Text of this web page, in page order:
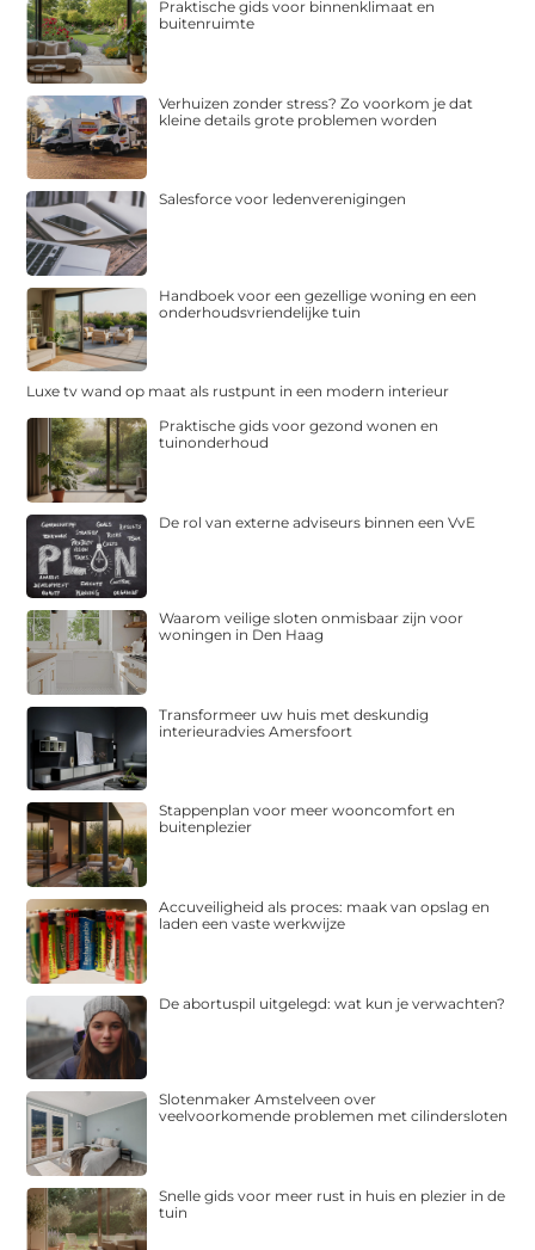
Praktische gids voor binnenklimaat en
buitenruimte
Verhuizen zonder stress? Zo voorkom je dat
kleine details grote problemen worden
Salesforce voor ledenverenigingen
Handboek voor een gezellige woning en een
onderhoudsvriendelijke tuin
Luxe tv wand op maat als rustpunt in een modern interieur
Praktische gids voor gezond wonen en
tuinonderhoud
De rol van externe adviseurs binnen een VvE
Waarom veilige sloten onmisbaar zijn voor
woningen in Den Haag
Transformeer uw huis met deskundig
interieuradvies Amersfoort
Stappenplan voor meer wooncomfort en
buitenplezier
Accuveiligheid als proces: maak van opslag en
laden een vaste werkwijze
De abortuspil uitgelegd: wat kun je verwachten?
Slotenmaker Amstelveen over
veelvoorkomende problemen met cilindersloten
Snelle gids voor meer rust in huis en plezier in de
tuin